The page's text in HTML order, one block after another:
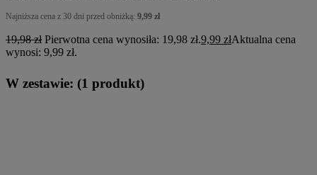
Najniższa cena z 30 dni przed obniżką: 9,99 zł
19,98zł Pierwotna cena wynosiła: 19,98 zł.9,99 złAktualna cena
wynosi: 9,99 zł.
W zestawie: (1 produkt)